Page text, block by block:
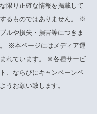
限り正確な情報を掲載して
るものではありません。 ※
ルや損失・損害等につきま
※本ページにはメディア運
れています。 ※各種サービ
、ならびにキャンペーンペ
うお願い致します。